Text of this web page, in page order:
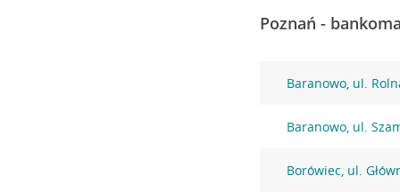
Poznań -
Baranowo, ul.
Baranowo, ul.
Borówiec, ul.